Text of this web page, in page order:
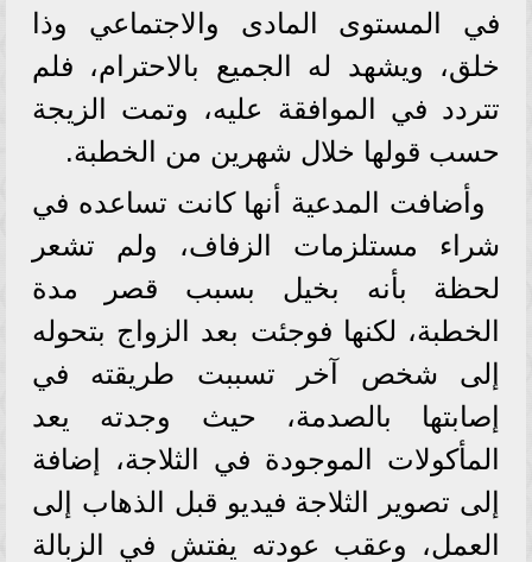
في المستوى المادى والاجتماعي وذا
خلق، ويشهد له الجميع بالاحترام، فلم
تتردد في الموافقة عليه، وتمت الزيجة
حسب قولها خلال شهرين من الخطبة.
وأضافت المدعية أنها كانت تساعده في
شراء مستلزمات الزفاف، ولم تشعر
لحظة بأنه بخيل بسبب قصر مدة
الخطبة، لكنها فوجئت بعد الزواج بتحوله
إلى شخص آخر تسببت طريقته في
إصابتها بالصدمة، حيث وجدته يعد
المأكولات الموجودة في الثلاجة، إضافة
إلى تصوير الثلاجة فيديو قبل الذهاب إلى
العمل، وعقب عودته يفتش في الزبالة